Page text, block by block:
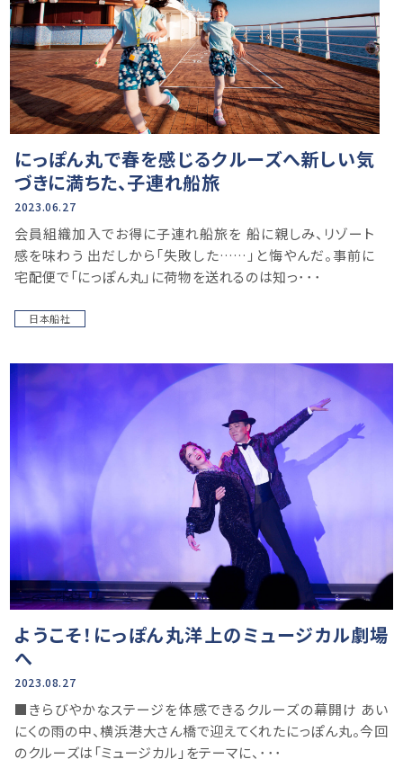
にっぽん丸で春を感じるクルーズへ新しい気
づきに満ちた、子連れ船旅
2023.06.27
会員組織加入でお得に子連れ船旅を 船に親しみ、リゾート
感を味わう 出だしから「失敗した……」と悔やんだ。事前に
宅配便で「にっぽん丸」に荷物を送れるのは知っ･･･
日本船社
ようこそ！にっぽん丸洋上のミュージカル劇場
へ
2023.08.27
■きらびやかなステージを体感できるクルーズの幕開け あい
にくの雨の中、横浜港大さん橋で迎えてくれたにっぽん丸。今回
のクルーズは「ミュージカル」をテーマに、･･･